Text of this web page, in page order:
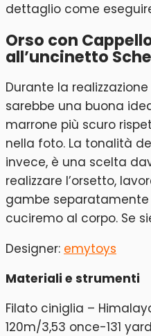
dettaglio come
Orso con
all’uncinetto
Durante la
sarebbe una buona
marrone più scuro
nella foto. La tonalità
invece, è una scelta
realizzare l’orsetto,
gambe separatamente
cuciremo al corpo. Se
Designer: emytoys
Materiali e strumenti
Filato ciniglia –
120m/3,53 once-131